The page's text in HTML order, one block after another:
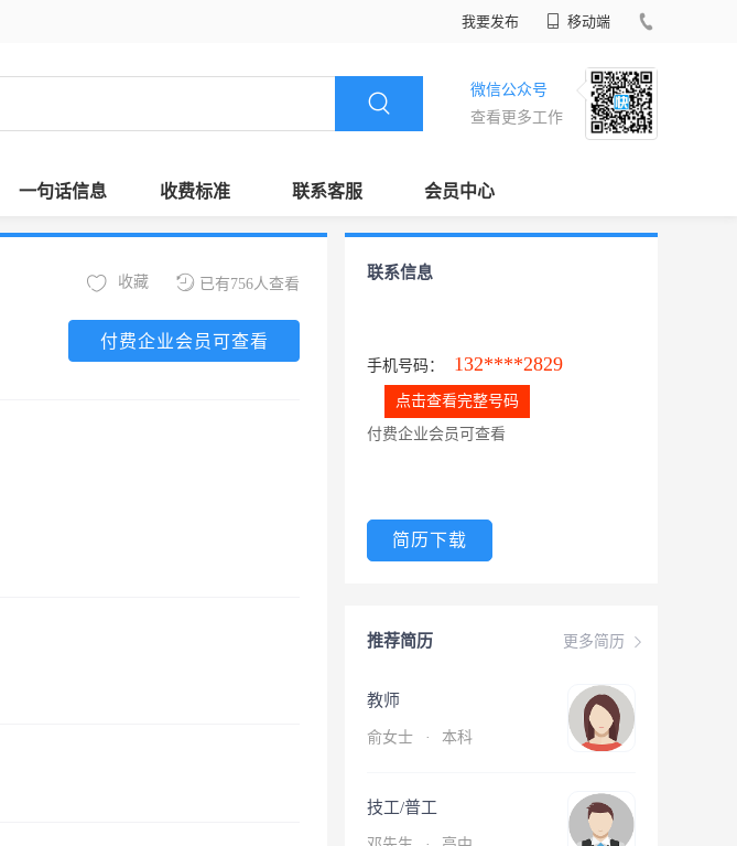
我要发布 移动端
微信公众号
查看更多工作
一句话信息 收费标准 联系客服 会员中心
已有756人查看
收藏
付费企业会员可查看
联系信息
手机号码： 132****2829
点击查看完整号码
付费企业会员可查看
简历下载
更多简历
推荐简历
教师
俞女士 · 本科
技工/普工